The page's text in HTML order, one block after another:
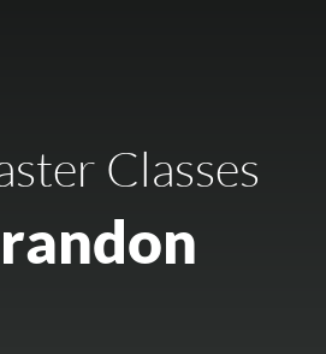
Classes